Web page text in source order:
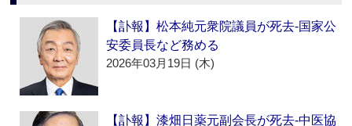
【訃報】松本純元衆院議員が死去‐国家公
安委員長など務める
2026年03月19日 (木)
【訃報】漆畑日薬元副会長が死去‐中医協